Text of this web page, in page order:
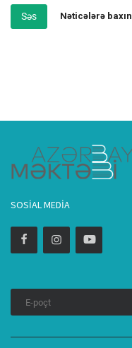
Səs Nəticələrə baxın
SOSIAL MEDIA